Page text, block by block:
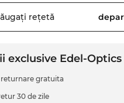
rețetă
exclusive Edel-Optics
returnare gratuita
30 de zile